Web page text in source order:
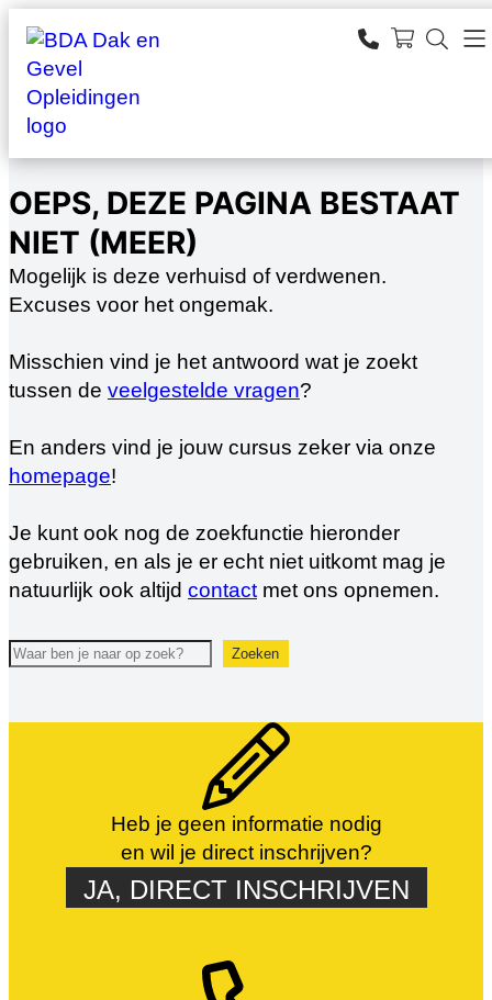
Ga
naar
de
inhoud
SEARCH
OEPS, DEZE PAGINA BESTAAT
NIET (MEER)
Mogelijk is deze verhuisd of verdwenen.
Excuses voor het ongemak.
Misschien vind je het antwoord wat je zoekt
tussen de veelgestelde vragen?
En anders vind je jouw cursus zeker via onze
homepage!
Je kunt ook nog de zoekfunctie hieronder
gebruiken, en als je er echt niet uitkomt mag je
natuurlijk ook altijd contactmet ons opnemen.
Zoeken Zoeken
Heb je geen informatie nodig
en wil je direct inschrijven?
JA, DIRECT INSCHRIJVEN